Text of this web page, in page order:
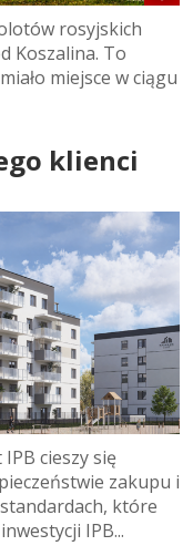
rosyjskich
Koszalina. To
miejsce w ciągu
klienci
cieszy się
zakupu i
które
IPB...